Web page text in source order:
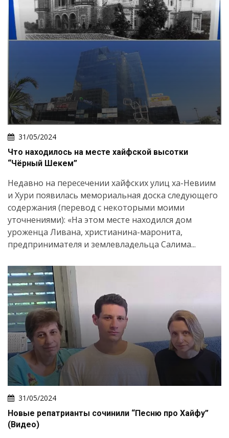
31/05/2024
Что находилось на месте хайфской высотки
“Чёрный Шекем”
Недавно на пересечении хайфских улиц ха-Невиим
и Хури появилась мемориальная доска следующего
содержания (перевод с некоторыми моими
уточнениями): «На этом месте находился дом
уроженца Ливана, христианина-маронита,
предпринимателя и землевладельца Салима...
31/05/2024
Новые репатрианты сочинили “Песню про Хайфу”
(Видео)